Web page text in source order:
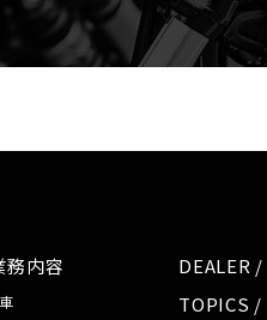
内容
DEALER
TOPICS /